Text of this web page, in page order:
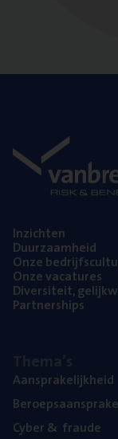
Inzich­ten
Duur­zaam­heid
Onze
Onze vaca­tu­res
Diver­si­teit,
Part­ner­ships
Aan­spra­ke­lijk­heid
Cyber& fraude